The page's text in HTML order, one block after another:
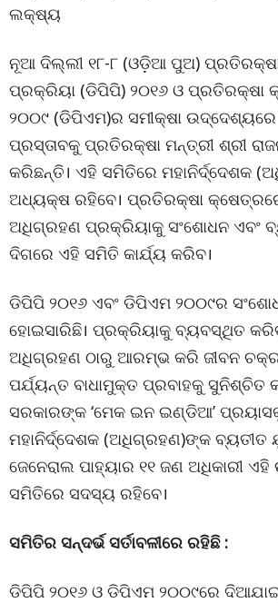
ଲକ୍ଷ୍ୟ
ନୂଆ ଦିଲ୍ଲୀ ୧୮-୮ (ଓଡ଼ିଆ ପୁଅ)
ପ୍ରକ୍ରିୟା (ଡିପିପି) ୨୦୧୬ ଓ ପ୍ରତିରକ୍ଷା
୨୦୦୯ (ଡିପିଏମ)ର ସମୀକ୍ଷା
ପ୍ରସ୍ତାବକୁ ପ୍ରତିରକ୍ଷା ମନ୍ତ୍ରୀ ଶ୍ରୀ
କରିଛନ୍ତି। ଏହି ସମିତିରେ ମହାନିର୍ଦ୍ଦେଶକ
ଅଧ୍ୟକ୍ଷ ରହିବେ। ପ୍ରତିରକ୍ଷା
ଅଧିଗ୍ରହଣ ପ୍ରକ୍ରିୟାକୁ ସଂଶୋଧନ ଏବଂ
ଦିଗରେ ଏହି ସମିତି କାର୍ଯ୍ୟ କରିବ।
ଡିପିପି ୨୦୧୬ ଏବଂ ଡିପିଏମ ୨୦୦୯ର
ହୋଇସାରିଛି। ପ୍ରକ୍ରିୟାକୁ ବ୍ୟବସ୍ଥିତ
ଅଧିଗ୍ରହଣ ଠାରୁ ଆରମ୍ଭ କରି ଜୀବନ ଚକ୍ର
ପର୍ଯ୍ୟନ୍ତ ବାଧାମୁକ୍ତ ପ୍ରବାହକୁ ସୁନିଶ୍ଚିତ
ସରକାରଙ୍କ ‘ମେକ ଇନ ଇଣ୍ଡିଆ’
ମହାନିର୍ଦ୍ଦେଶକ (ଅଧିଗ୍ରହଣ)ଙ୍କ
ଜେନେରାଲ ପାହ୍ୟାର ୧୧ ଜଣ ଅଧିକାରୀ
ସମିତିରେ ସଦସ୍ୟ ରହିବେ।
ସମିତିର ସନ୍ଦର୍ଭ ସର୍ତାବଳୀରେ ରହିଛି :
ଡିପିପି ୨୦୧୬ ଓ ଡିପିଏମ ୨୦୦୯ରେ